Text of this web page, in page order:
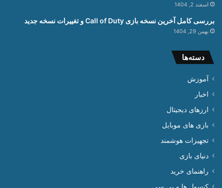
اسفند 2, 1404
بررسی کامل آخرین نسخه بازی Call of Duty و تغییرات نسخه جدید
بهمن 29, 1404
دسته‌ها
آموزش
اخبار
ارزهای دیجیتال
بازی های موبایل
تجهیزات هوشمند
دنیای بازی
راهنمای خرید